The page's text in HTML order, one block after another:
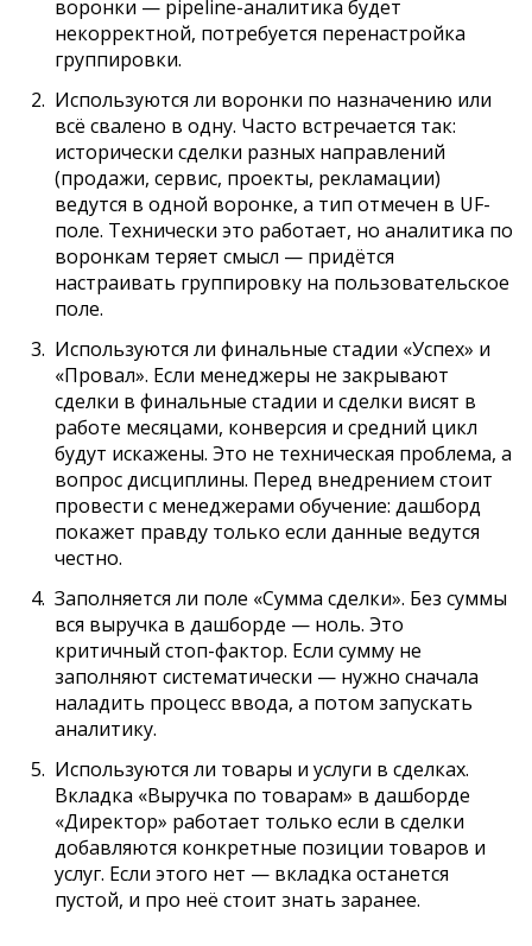
воронки — pipeline-аналитика будет
некорректной, потребуется перенастройка
группировки.
Используются ли воронки по назначению или
всё свалено в одну. Часто встречается так:
исторически сделки разных направлений
(продажи, сервис, проекты, рекламации)
ведутся в одной воронке, а тип отмечен в UF-
поле. Технически это работает, но аналитика по
воронкам теряет смысл — придётся
настраивать группировку на пользовательское
поле.
Используются ли финальные стадии «Успех» и
«Провал». Если менеджеры не закрывают
сделки в финальные стадии и сделки висят в
работе месяцами, конверсия и средний цикл
будут искажены. Это не техническая проблема, а
вопрос дисциплины. Перед внедрением стоит
провести с менеджерами обучение: дашборд
покажет правду только если данные ведутся
честно.
Заполняется ли поле «Сумма сделки». Без суммы
вся выручка в дашборде — ноль. Это
критичный стоп-фактор. Если сумму не
заполняют систематически — нужно сначала
наладить процесс ввода, а потом запускать
аналитику.
Используются ли товары и услуги в сделках.
Вкладка «Выручка по товарам» в дашборде
«Директор» работает только если в сделки
добавляются конкретные позиции товаров и
услуг. Если этого нет — вкладка останется
пустой, и про неё стоит знать заранее.